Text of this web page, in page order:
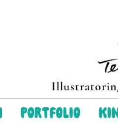
Portfolio